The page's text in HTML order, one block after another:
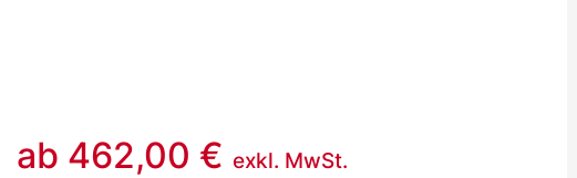
ab 462,00 € exkl. MwSt.